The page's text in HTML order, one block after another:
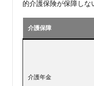
的介護保険が保障しな
介護保障
介護年金